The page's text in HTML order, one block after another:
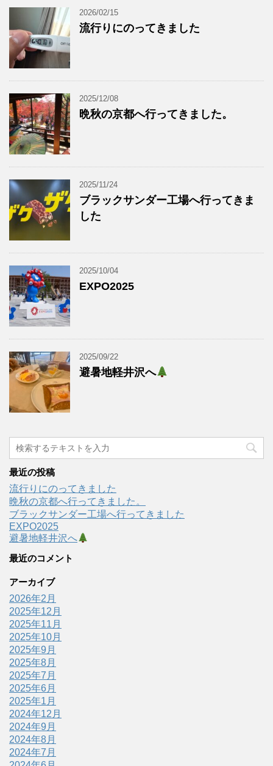
2026/02/15
流行りにのってきました
2025/12/08
晩秋の京都へ行ってきました。
2025/11/24
ブラックサンダー工場へ行ってきま
した
2025/10/04
EXPO2025
2025/09/22
避暑地軽井沢へ
最近の投稿
流行りにのってきました
晩秋の京都へ行ってきました。
ブラックサンダー工場へ行ってきました
EXPO2025
避暑地軽井沢へ
最近のコメント
アーカイブ
2026年2月
2025年12月
2025年11月
2025年10月
2025年9月
2025年8月
2025年7月
2025年6月
2025年1月
2024年12月
2024年9月
2024年8月
2024年7月